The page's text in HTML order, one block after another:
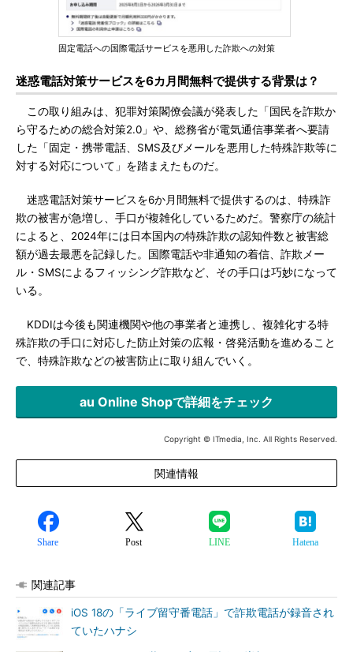
固定電話への国際電話サービスを悪用した詐欺への対策
迷惑電話対策サービスを6カ月間無料で提供する背景は？
この取り組みは、犯罪対策閣僚会議が発表した「国民を詐欺か
ら守るための総合対策2.0」や、総務省が電気通信事業者へ要請
した「固定・携帯電話、SMS及びメールを悪用した特殊詐欺等に
対する対応について」を踏まえたものだ。
迷惑電話対策サービスを6か月間無料で提供するのは、特殊詐
欺の被害が急増し、手口が複雑化しているためだ。警察庁の統計
によると、2024年には日本国内の特殊詐欺の認知件数と被害総
額が過去最悪を記録した。国際電話や非通知の着信、詐欺メー
ル・SMSによるフィッシング詐欺など、その手口は巧妙になって
いる。
KDDIは今後も関連機関や他の事業者と連携し、複雑化する特
殊詐欺の手口に対応した防止対策の広報・啓発活動を進めること
で、特殊詐欺などの被害防止に取り組んでいく。
au Online Shopで詳細をチェック
Copyright © ITmedia, Inc. All Rights Reserved.
関連情報
Share Post LINE Hatena
関連記事
iOS 18の「ライブ留守番電話」で詐欺電話が録音され
ていたハナシ